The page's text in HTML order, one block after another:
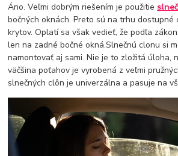
Áno. Veľmi dobrým riešením je použitie
bočných oknách. Preto sú na trhu dostupné
krytov. Oplatí sa však vedieť, že podľa
len na zadné bočné okná.Slnečnú clonu si
namontovať aj sami. Nie je to zložitá úloha,
väčšina poťahov je vyrobená z veľmi
slnečných clôn je univerzálna a pasuje na